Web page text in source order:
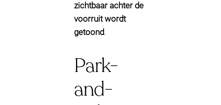
zichtbaar achter de
voorruit wordt
getoond.
Park-
and-